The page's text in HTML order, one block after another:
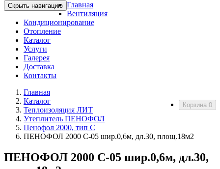
Скрыть навигацию Главная
Вентиляция
Кондиционирование
Отопление
Каталог
Услуги
Галерея
Доставка
Контакты
Корзина 0
Главная
Каталог
Теплоизоляция ЛИТ
Утеплитель ПЕНОФОЛ
Пенофол 2000, тип С
ПЕНОФОЛ 2000 C-05 шир.0,6м, дл.30, площ.18м2
ПЕНОФОЛ 2000 C-05 шир.0,6м, дл.30,